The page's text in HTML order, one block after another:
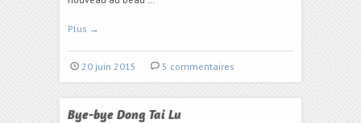
Plus →
20 juin 2015 5 commentaires
Bye-bye Dong Tai Lu